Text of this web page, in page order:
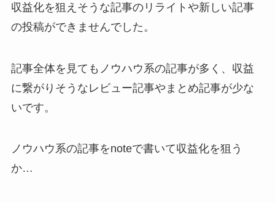
収益化を狙えそうな記事のリライトや新しい記事
の投稿ができませんでした。
記事全体を見てもノウハウ系の記事が多く、収益
に繋がりそうなレビュー記事やまとめ記事が少な
いです。
ノウハウ系の記事をnoteで書いて収益化を狙う
か…